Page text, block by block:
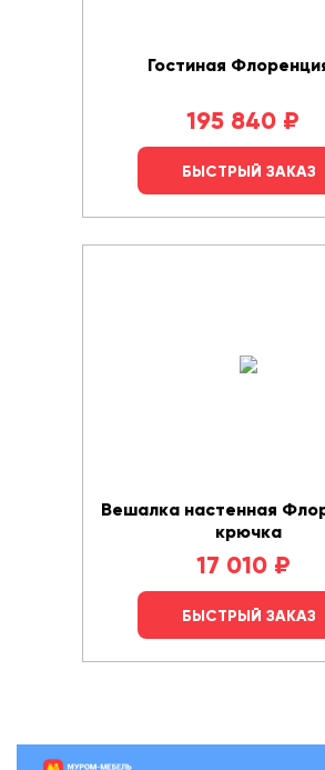
Гостиная
195 840 ₽
БЫСТРЫЙ ЗАКАЗ
Вешалка настенная
крючка
17 010 ₽
БЫСТРЫЙ ЗАКАЗ